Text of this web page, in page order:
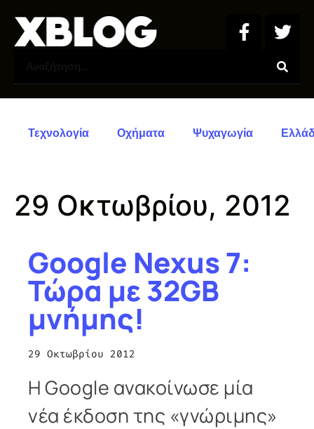
Τεχνολογία Οχήματα Ψυχαγωγία
29 Οκτωβρίου, 2012
Google Nexus 7:
Τώρα με 32GB
μνήμης!
29 Οκτωβρίου 2012
Η Google ανακοίνωσε μία
νέα έκδοση της «γνώριμης»